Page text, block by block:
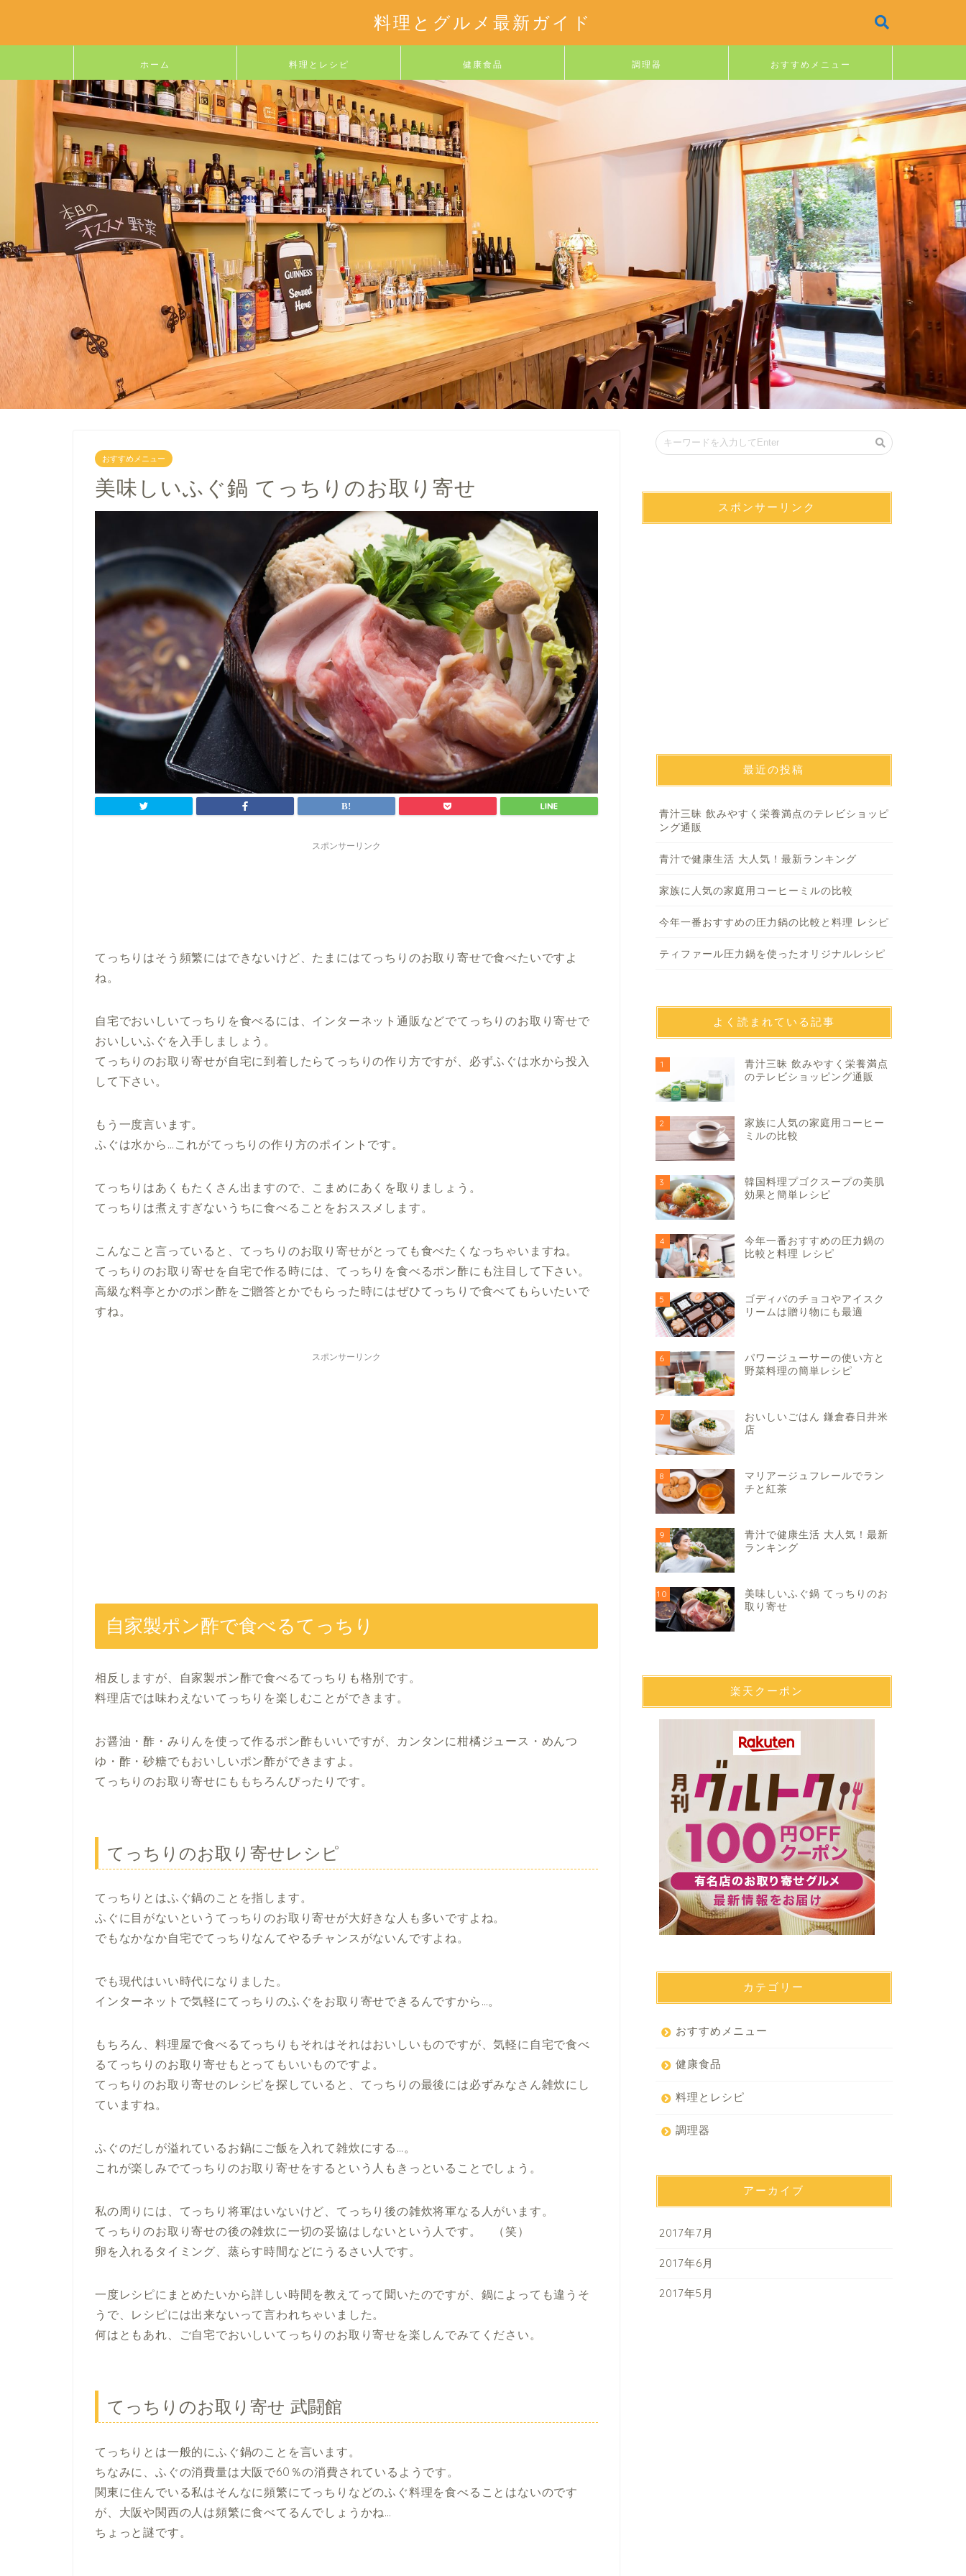
料理とグルメ最新ガイド
ホーム 料理とレシピ 健康食品 調理器 おすすめメニュー
おすすめメニュー
美味しいふぐ鍋 てっちりのお取り寄せ
スポンサーリンク
てっちりはそう頻繁にはできないけど、たまにはてっちりのお取り寄せで食べたいですよ
ね。
自宅でおいしいてっちりを食べるには、インターネット通販などでてっちりのお取り寄せで
おいしいふぐを入手しましょう。
てっちりのお取り寄せが自宅に到着したらてっちりの作り方ですが、必ずふぐは水から投入
して下さい。
もう一度言います。
ふぐは水から…これがてっちりの作り方のポイントです。
てっちりはあくもたくさん出ますので、こまめにあくを取りましょう。
てっちりは煮えすぎないうちに食べることをおススメします。
こんなこと言っていると、てっちりのお取り寄せがとっても食べたくなっちゃいますね。
てっちりのお取り寄せを自宅で作る時には、てっちりを食べるポン酢にも注目して下さい。
高級な料亭とかのポン酢をご贈答とかでもらった時にはぜひてっちりで食べてもらいたいで
すね。
スポンサーリンク
自家製ポン酢で食べるてっちり
相反しますが、自家製ポン酢で食べるてっちりも格別です。
料理店では味わえないてっちりを楽しむことができます。
お醤油・酢・みりんを使って作るポン酢もいいですが、カンタンに柑橘ジュース・めんつ
ゆ・酢・砂糖でもおいしいポン酢ができますよ。
てっちりのお取り寄せにももちろんぴったりです。
てっちりのお取り寄せレシピ
てっちりとはふぐ鍋のことを指します。
ふぐに目がないというてっちりのお取り寄せが大好きな人も多いですよね。
でもなかなか自宅でてっちりなんてやるチャンスがないんですよね。
でも現代はいい時代になりました。
インターネットで気軽にてっちりのふぐをお取り寄せできるんですから…。
もちろん、料理屋で食べるてっちりもそれはそれはおいしいものですが、気軽に自宅で食べ
るてっちりのお取り寄せもとってもいいものですよ。
てっちりのお取り寄せのレシピを探していると、てっちりの最後には必ずみなさん雑炊にし
ていますね。
ふぐのだしが溢れているお鍋にご飯を入れて雑炊にする…。
これが楽しみでてっちりのお取り寄せをするという人もきっといることでしょう。
私の周りには、てっちり将軍はいないけど、てっちり後の雑炊将軍なる人がいます。
てっちりのお取り寄せの後の雑炊に一切の妥協はしないという人です。 （笑）
卵を入れるタイミング、蒸らす時間などにうるさい人です。
一度レシピにまとめたいから詳しい時間を教えてって聞いたのですが、鍋によっても違うそ
うで、レシピには出来ないって言われちゃいました。
何はともあれ、ご自宅でおいしいてっちりのお取り寄せを楽しんでみてください。
てっちりのお取り寄せ 武闘館
てっちりとは一般的にふぐ鍋のことを言います。
ちなみに、ふぐの消費量は大阪で60％の消費されているようです。
関東に住んでいる私はそんなに頻繁にてっちりなどのふぐ料理を食べることはないのです
が、大阪や関西の人は頻繁に食べてるんでしょうかね…
ちょっと謎です。
スポンサーリンク
最近の投稿
青汁三昧 飲みやすく栄養満点のテレビショッピ
ング通販
青汁で健康生活 大人気！最新ランキング
家族に人気の家庭用コーヒーミルの比較
今年一番おすすめの圧力鍋の比較と料理 レシピ
ティファール圧力鍋を使ったオリジナルレシピ
よく読まれている記事
1
青汁三昧 飲みやすく栄養満点
のテレビショッピング通販
2
家族に人気の家庭用コーヒー
ミルの比較
3
韓国料理プゴクスープの美肌
効果と簡単レシピ
4
今年一番おすすめの圧力鍋の
比較と料理 レシピ
5
ゴディバのチョコやアイスク
リームは贈り物にも最適
6
パワージューサーの使い方と
野菜料理の簡単レシピ
7
おいしいごはん 鎌倉春日井米
店
8
マリアージュフレールでラン
チと紅茶
9
青汁で健康生活 大人気！最新
ランキング
10
美味しいふぐ鍋 てっちりのお
取り寄せ
楽天クーポン
カテゴリー
おすすめメニュー
健康食品
料理とレシピ
調理器
アーカイブ
2017年7月
2017年6月
2017年5月